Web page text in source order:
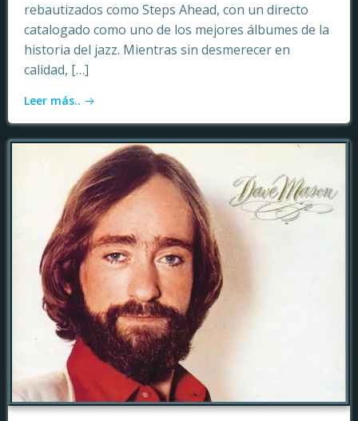
rebautizados como Steps Ahead, con un directo
catalogado como uno de los mejores álbumes de la
historia del jazz. Mientras sin desmerecer en
calidad, […]
Leer más..